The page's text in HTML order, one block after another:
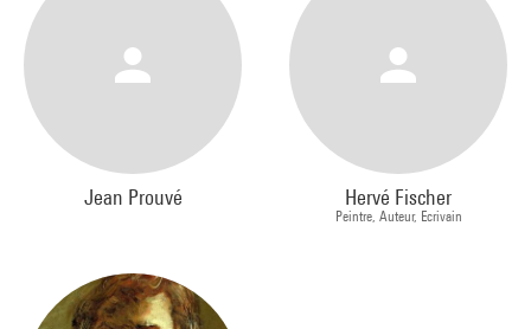
Jean Prouvé Hervé Fischer
Peintre, Auteur, Ecrivain